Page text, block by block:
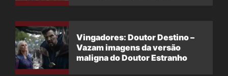
Vingadores: Doutor Destino –
Vazam imagens da versão
maligna do Doutor Estranho